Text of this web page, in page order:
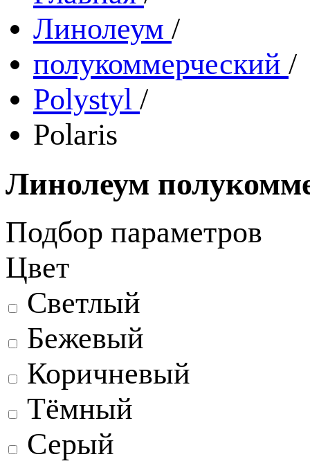
Линолеум /
полукоммерческий /
Polystyl /
Polaris
Линолеум
Подбор параметров
Цвет
Светлый
Бежевый
Коричневый
Тёмный
Серый